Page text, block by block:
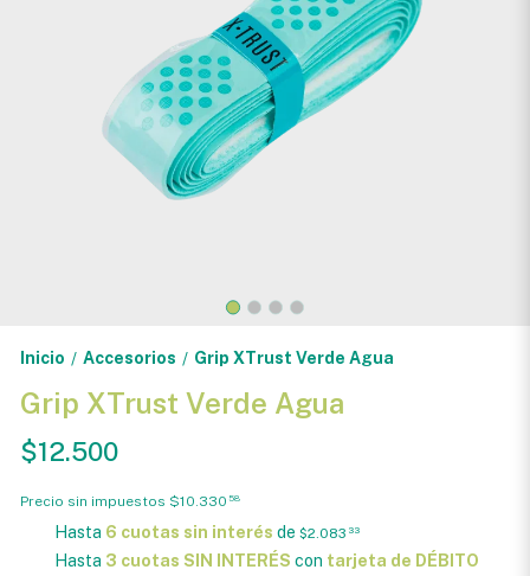
Inicio / Accesorios / Grip XTrust Verde Agua
Grip XTrust Verde Agua
$12.500
Precio sin impuestos $10.330 58
Hasta 6 cuotas sin interés de $2.083 33
Hasta 3 cuotas SIN INTERÉS con tarjeta de DÉBITO